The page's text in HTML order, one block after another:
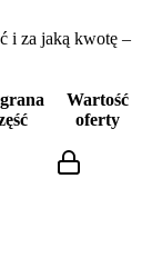
i za jaką kwotę –
Wartość
oferty